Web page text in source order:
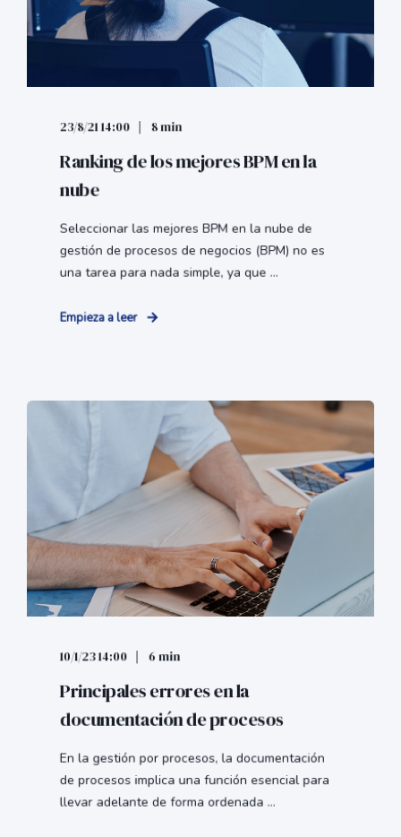
23/8/21 14:00 8 min
Ranking de los mejores BPM en la
nube
Seleccionar las mejores BPM en la nube de
gestión de procesos de negocios (BPM) no es
una tarea para nada simple, ya que ...
Empieza a leer
10/1/23 14:00 6 min
Principales errores en la
documentación de procesos
En la gestión por procesos, la documentación
de procesos implica una función esencial para
llevar adelante de forma ordenada ...